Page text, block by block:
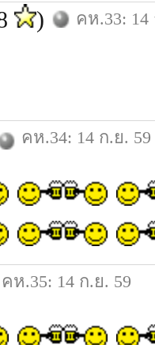
) คห.33: 14
คห.34: 14 ก.ย. 59
คห.35: 14 ก.ย. 59